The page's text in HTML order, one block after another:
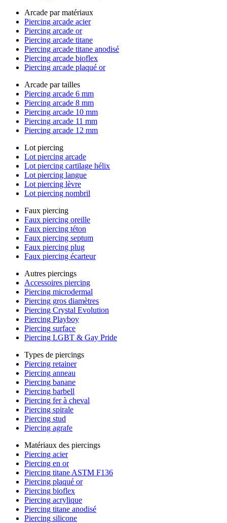
Arcade par matériaux
Piercing arcade acier
Piercing arcade or
Piercing arcade titane
Piercing arcade titane anodisé
Piercing arcade bioflex
Piercing arcade plaqué or
Arcade par tailles
Piercing arcade 6 mm
Piercing arcade 8 mm
Piercing arcade 10 mm
Piercing arcade 11 mm
Piercing arcade 12 mm
Lot piercing
Lot piercing arcade
Lot piercing cartilage hélix
Lot piercing langue
Lot piercing lèvre
Lot piercing nombril
Faux piercing
Faux piercing oreille
Faux piercing téton
Faux piercing septum
Faux piercing plug
Faux piercing écarteur
Autres piercings
Accessoires piercing
Piercing microdermal
Piercing gros diamètres
Piercing Crystal Evolution
Piercing Playboy
Piercing surface
Piercing LGBT & Gay Pride
Types de piercings
Piercing retainer
Piercing anneau
Piercing banane
Piercing barbell
Piercing fer à cheval
Piercing spirale
Piercing stud
Piercing agrafe
Matériaux des piercings
Piercing acier
Piercing en or
Piercing titane ASTM F136
Piercing plaqué or
Piercing bioflex
Piercing acrylique
Piercing titane anodisé
Piercing silicone